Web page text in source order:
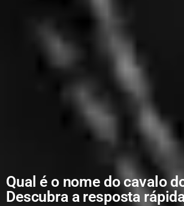
Qual é o nome do cavalo
Descubra a resposta